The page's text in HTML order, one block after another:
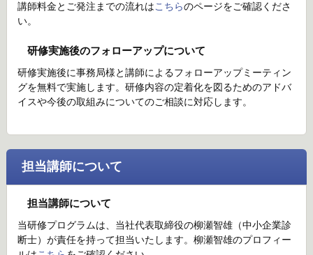
講師料金とご発注までの流れはこちらのページをご確認くださ
い。
研修実施後のフォローアップについて
研修実施後に事務局様と講師によるフォローアップミーティン
グを無料で実施します。研修内容の定着化を図るためのアドバ
イスや今後の取組みについてのご相談に対応します。
担当講師について
担当講師について
当研修プログラムは、当社代表取締役の柳瀬智雄（中小企業診
断士）が責任を持って担当いたします。柳瀬智雄のプロフィー